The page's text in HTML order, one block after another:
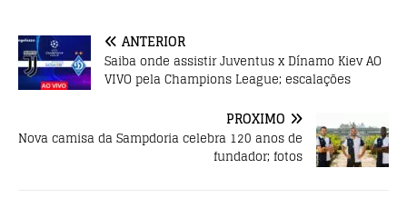
o
k
p
ANTERIOR
Saiba onde assistir Juventus x Dínamo Kiev AO
VIVO pela Champions League; escalações
PRÓXIMO
Nova camisa da Sampdoria celebra 120 anos de
fundador; fotos